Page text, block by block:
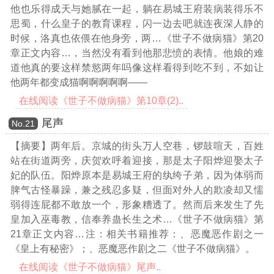
他也乐得成天与她腻在一起，躺在易城王府装病装得乐不
思蜀，什么皇子的教育课程，闪一边去吧就连夜深人静的
时候，洛真也依偎在他身旁，两…《世子不做病猫》第20
章正文内容… ，当然没有看到他那悲愤的表情。他娘的难
道他真的要这样禁慾两年吗像这样看得到吃不到，不如让
他两年都变成猫啊啊啊啊啊——
在线阅读《世子不做病猫》第10章(2)..
Νο.21 尾声
【摘要】两年后。京城的街头万人空巷，锣鼓喧天，百姓
站在街道两旁，庆贺欢呼着迎接，那是太子阳烨迎娶太子
妃的队伍。阳烨原本是易城王府的纨绔子弟，因为体弱而
脾气古怪暴躁，兼之残忍多疑，但面对外人的欺凌却又懦
弱得连屁都不敢放一个，形象糟透了。然而后来发生了先
皇加入巫毒教，信奉养蛊长生之术…《世子不做病猫》第
21章正文内容… 注：相关书籍推荐：、恶魔恶作剧之一
《皇上有秘密》；、恶魔恶作剧之二《世子不做病猫》。
在线阅读《世子不做病猫》尾声..